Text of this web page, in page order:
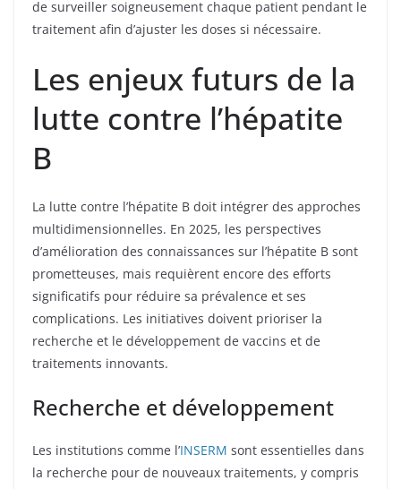
de surveiller soigneusement chaque patient pendant le
traitement afin d’ajuster les doses si nécessaire.
Les enjeux futurs de la
lutte contre l’hépatite
B
La lutte contre l’hépatite B doit intégrer des approches
multidimensionnelles. En 2025, les perspectives
d’amélioration des connaissances sur l’hépatite B sont
prometteuses, mais requièrent encore des efforts
significatifs pour réduire sa prévalence et ses
complications. Les initiatives doivent prioriser la
recherche et le développement de vaccins et de
traitements innovants.
Recherche et développement
Les institutions comme l’INSERM sont essentielles dans
la recherche pour de nouveaux traitements, y compris